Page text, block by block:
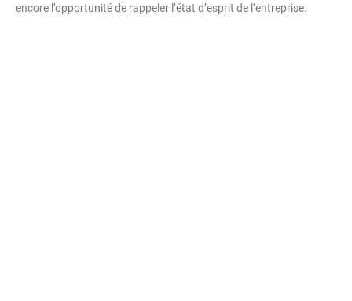
encore l’opportunité de rappeler l’état d’esprit de l’entreprise.